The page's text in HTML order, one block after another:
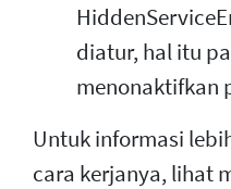
diatur, hal itu
menonaktifkan
Untuk informasi
cara kerjanya, lihat